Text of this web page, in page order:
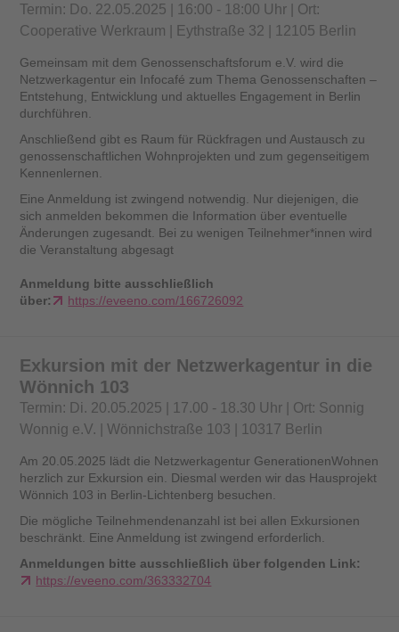
Termin: Do. 22.05.2025 | 16:00 - 18:00 Uhr | Ort:
Cooperative Werkraum | Eythstraße 32 | 12105 Berlin
Gemeinsam mit dem Genossenschaftsforum e.V. wird die
Netzwerkagentur ein Infocafé zum Thema Genossenschaften –
Entstehung, Entwicklung und aktuelles Engagement in Berlin
durchführen.
Anschließend gibt es Raum für Rückfragen und Austausch zu
genossenschaftlichen Wohnprojekten und zum gegenseitigem
Kennenlernen.
Eine Anmeldung ist zwingend notwendig. Nur diejenigen, die
sich anmelden bekommen die Information über eventuelle
Änderungen zugesandt. Bei zu wenigen Teilnehmer*innen wird
die Veranstaltung abgesagt
Anmeldung bitte ausschließlich
über:
https://eveeno.com/166726092
Exkursion mit der Netzwerkagentur in die
Wönnich 103
Termin: Di. 20.05.2025 | 17.00 - 18.30 Uhr | Ort: Sonnig
Wonnig e.V. | Wönnichstraße 103 | 10317 Berlin
Am 20.05.2025 lädt die Netzwerkagentur GenerationenWohnen
herzlich zur Exkursion ein. Diesmal werden wir das Hausprojekt
Wönnich 103 in Berlin-Lichtenberg besuchen.
Die mögliche Teilnehmendenanzahl ist bei allen Exkursionen
beschränkt. Eine Anmeldung ist zwingend erforderlich.
Anmeldungen bitte ausschließlich über folgenden Link:
https://eveeno.com/363332704